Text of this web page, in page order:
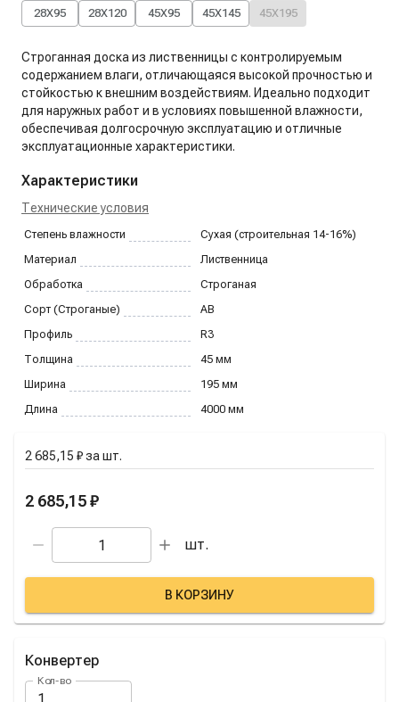
28X95 28X120 45X95 45X145 45X195
Строганная доска из лиственницы с контролируемым
содержанием влаги, отличающаяся высокой прочностью и
стойкостью к внешним воздействиям. Идеально подходит
для наружных работ и в условиях повышенной влажности,
обеспечивая долгосрочную эксплуатацию и отличные
эксплуатационные характеристики.
Характеристики
Технические условия
Степень влажности
Сухая (строительная 14-16%)
Материал
Лиственница
Обработка
Строганая
Сорт (Строганые)
AB
Профиль
R3
Толщина
45 мм
Ширина
195 мм
Длина
4000 мм
2 685,15 ₽за шт.
2 685,15 ₽
шт.
В КОРЗИНУ
Конвертер
Кол-во